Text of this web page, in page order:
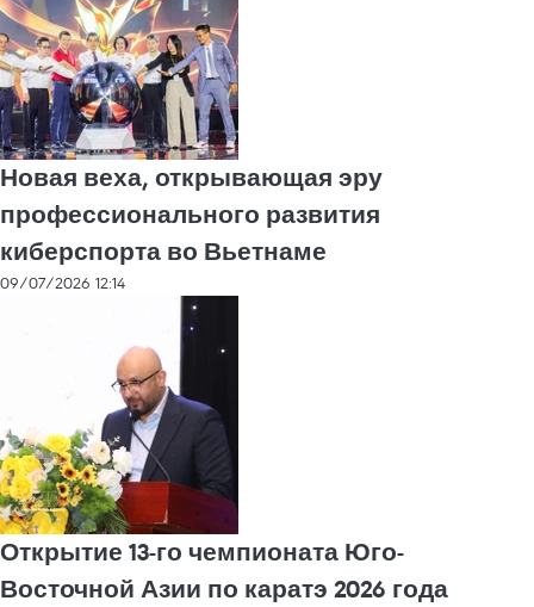
Новая веха, открывающая эру
профессионального развития
киберспорта во Вьетнаме
09/07/2026 12:14
Открытие 13-го чемпионата Юго-
Восточной Азии по каратэ 2026 года